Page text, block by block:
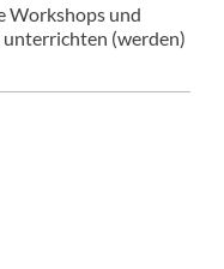
Workshops und
(werden)